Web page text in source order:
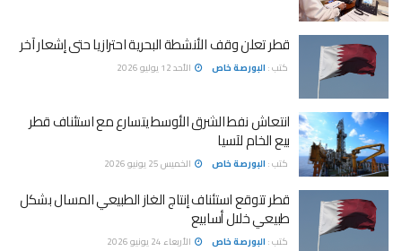
قطر تعلن وقف الأنشطة البحرية احترازيا حتى إشعار آخر
كتب : البورصة خاص الأحد 12 يوليو 2026
انتعاش نفط الشرق الأوسط يتسارع مع استئناف قطر
بيع الخام لآسيا
كتب : البورصة خاص الخميس 25 يونيو 2026
قطر تتوقع استئناف إنتاج الغاز الطبيعي المسال بشكل
طبيعي خلال أسابيع
كتب : البورصة خاص الأربعاء 24 يونيو 2026